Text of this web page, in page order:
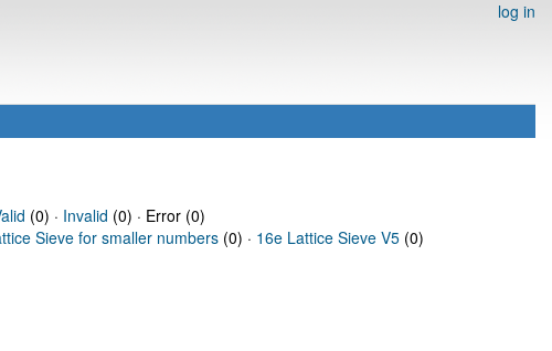
log in
(0) · Invalid (0) · Error (0)
Sieve for smaller numbers (0) · 16e Lattice Sieve V5 (0)